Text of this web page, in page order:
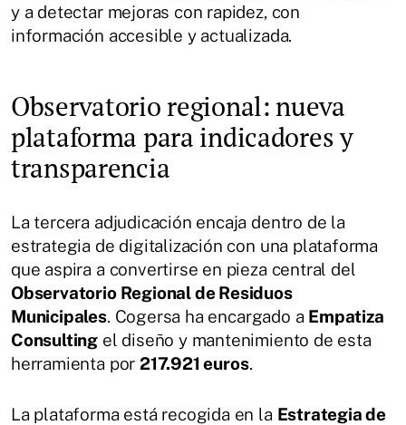
y a detectar mejoras con rapidez, con
información accesible y actualizada.
Observatorio regional: nueva
plataforma para indicadores y
transparencia
La tercera adjudicación encaja dentro de la
estrategia de digitalización con una plataforma
que aspira a convertirse en pieza central del
Observatorio Regional de Residuos
Municipales. Cogersa ha encargado a Empatiza
Consulting el diseño y mantenimiento de esta
herramienta por 217.921 euros.
La plataforma está recogida en la Estrategia de